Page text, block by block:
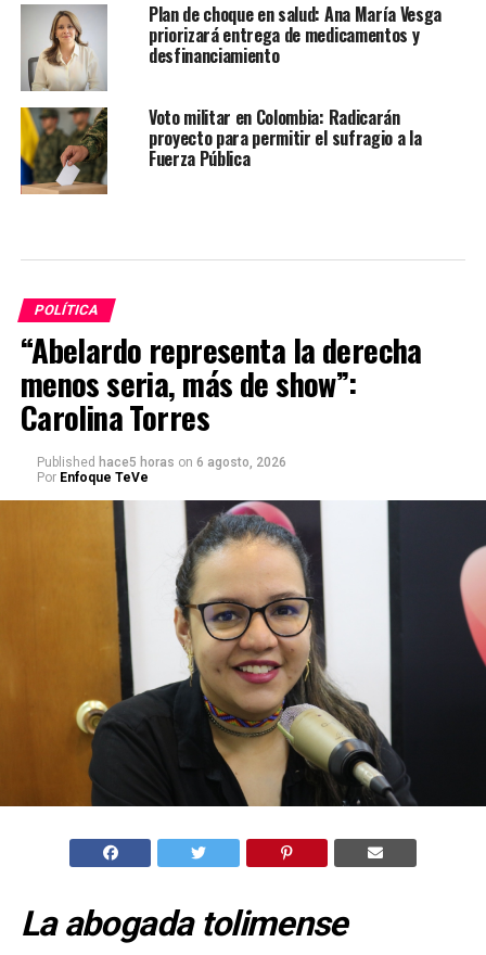
Plan de choque en salud: Ana María Vesga
priorizará entrega de medicamentos y
desfinanciamiento
Voto militar en Colombia: Radicarán
proyecto para permitir el sufragio a la
Fuerza Pública
POLÍTICA
“Abelardo representa la derecha
menos seria, más de show”:
Carolina Torres
Published hace5 horas on 6 agosto, 2026
Por Enfoque TeVe
La abogada tolimense